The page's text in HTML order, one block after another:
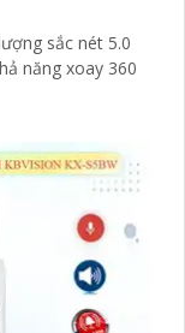
sắc nét 5.0
năng xoay 360